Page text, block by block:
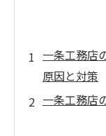
一条工務店
原因と対策
一条工務店
カビバス